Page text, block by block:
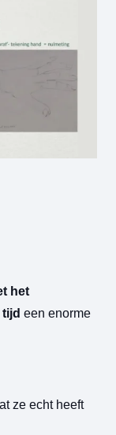
het
een enorme
ze echt heeft